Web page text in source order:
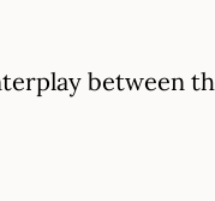
between